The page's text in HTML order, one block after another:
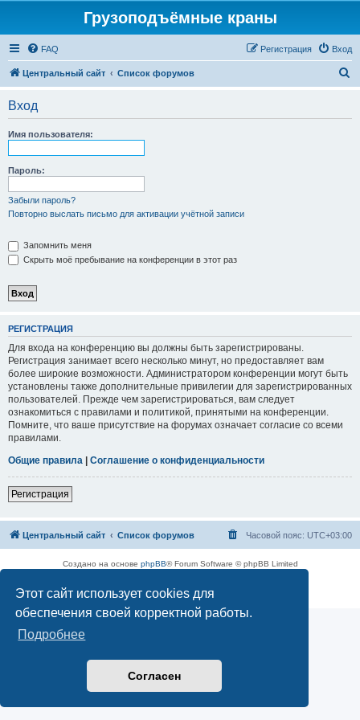
Этот сайт использует cookies для
обеспечения своей корректной работы.
Подробнее
Согласен
Грузоподъёмные краны
FAQ Вход
Регистрация
Центральный сайт Список форумов
Вход
Имя пользователя:
Пароль:
Забыли пароль?
Повторно выслать письмо для активации учётной записи
Запомнить меня
Скрыть моё пребывание на конференции в этот раз
РЕГИСТРАЦИЯ
Для входа на конференцию вы должны быть зарегистрированы.
Регистрация занимает всего несколько минут, но предоставляет вам
более широкие возможности. Администратором конференции могут быть
установлены также дополнительные привилегии для зарегистрированных
пользователей. Прежде чем зарегистрироваться, вам следует
ознакомиться с правилами и политикой, принятыми на конференции.
Помните, что ваше присутствие на форумах означает согласие со всеми
правилами.
Общие правила | Соглашение о конфиденциальности
Регистрация
Центральный сайт Список форумов Часовой пояс: UTC+03:00
Создано на основе phpBB® Forum Software © phpBB Limited
Конфиденциальность|Правила